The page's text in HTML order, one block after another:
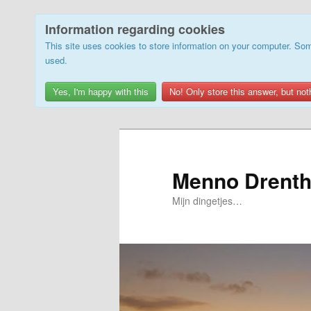
Information regarding cookies
This site uses cookies to store information on your computer.
used.
Yes, I'm happy with this No! Only store this answer, but
Menno
Mijn dingetjes…